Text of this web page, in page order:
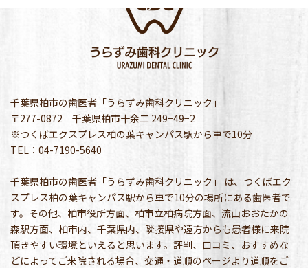
千葉県柏市の歯医者「うらずみ歯科クリニック」
〒277-0872 千葉県柏市十余二 249−49−2
※つくばエクスプレス柏の葉キャンパス駅から車で10分
TEL：04-7190-5640
千葉県柏市の歯医者「うらずみ歯科クリニック」 は、つくばエク
スプレス柏の葉キャンパス駅から車で10分の場所にある歯医者で
す。その他、柏市役所方面、柏市立柏病院方面、流山おおたかの
森駅方面、柏市内、千葉県内、隣接県や遠方からも患者様に来院
頂きやすい環境といえると思います。評判、口コミ、おすすめな
どによってご来院される場合、交通・道順のページより道順をご